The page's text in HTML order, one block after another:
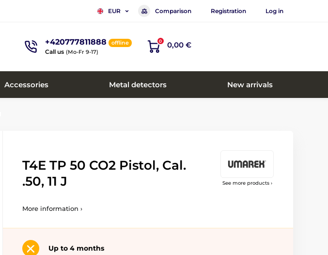
EUR Comparison Registration Log in
+420777811888 offline
Call us (Mo-Fr 9-17)
0 0,00 €
Accessories Metal detectors New arrivals
See more products ›
T4E TP 50 CO2 Pistol, Cal.
.50, 11 J
More information ›
Up to 4 months